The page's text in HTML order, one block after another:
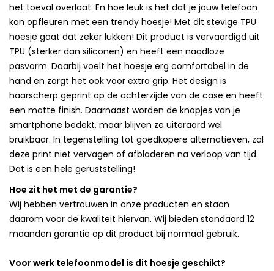
het toeval overlaat. En hoe leuk is het dat je jouw telefoon
kan opfleuren met een trendy hoesje! Met dit stevige TPU
hoesje gaat dat zeker lukken! Dit product is vervaardigd uit
TPU (sterker dan siliconen) en heeft een naadloze
pasvorm. Daarbij voelt het hoesje erg comfortabel in de
hand en zorgt het ook voor extra grip. Het design is
haarscherp geprint op de achterzijde van de case en heeft
een matte finish. Daarnaast worden de knopjes van je
smartphone bedekt, maar blijven ze uiteraard wel
bruikbaar. In tegenstelling tot goedkopere alternatieven, zal
deze print niet vervagen of afbladeren na verloop van tijd.
Dat is een hele geruststelling!
Hoe zit het met de garantie?
Wij hebben vertrouwen in onze producten en staan
daarom voor de kwaliteit hiervan. Wij bieden standaard 12
maanden garantie op dit product bij normaal gebruik.
Voor werk telefoonmodel is dit hoesje geschikt?